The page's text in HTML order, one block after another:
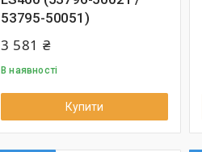
53795-50051)
3 581 ₴
В наявності
Купити